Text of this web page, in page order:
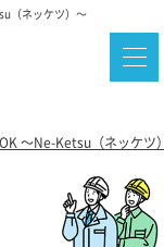
（ネッケツ）～
～Ne-Ketsu（ネッケツ